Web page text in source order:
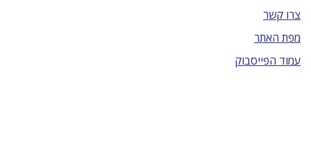
צרו קשר
מפת האתר
עמוד הפייסבוק